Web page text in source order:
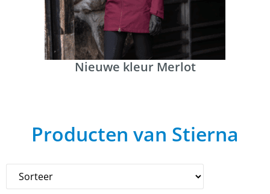
Nieuwe kleur Merlot
Producten van Stierna